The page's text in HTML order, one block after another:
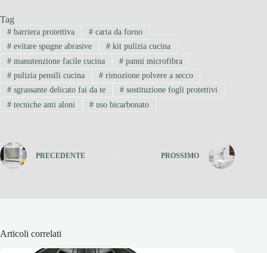
Tag
#barriera protettiva #carta da forno
#evitare spugne abrasive #kit pulizia cucina
#manutenzione facile cucina #panni microfibra
#pulizia pensili cucina #rimozione polvere a secco
#sgrassante delicato fai da te #sostituzione fogli protettivi
#tecniche anti aloni #uso bicarbonato
PRECEDENTE PROSSIMO
Articoli correlati